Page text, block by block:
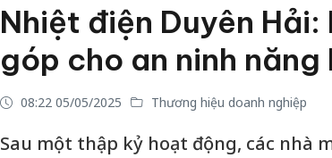
Nhiệt điện Duyên
góp cho an ninh
08:22 05/05/2025 Thương hiệu doanh nghiệp
Sau một thập kỷ hoạt động, các nhà